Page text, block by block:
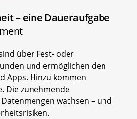
– eine Daueraufgabe
über Fest- oder
und ermöglichen den
Apps. Hinzu kommen
Die zunehmende
wachsen – und